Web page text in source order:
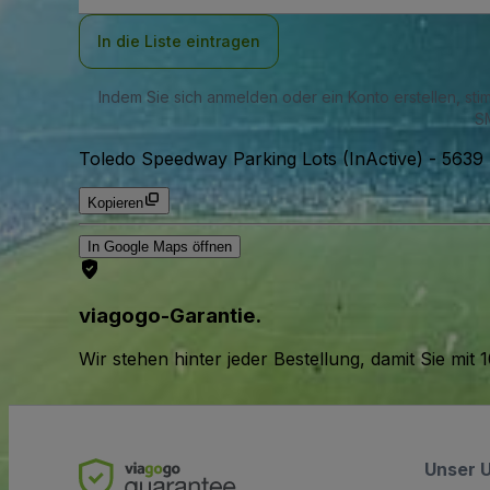
In die Liste eintragen
Indem Sie sich anmelden oder ein Konto erstellen,
Toledo Speedway Parking Lots (InActive) - 5639
Kopieren
In Google Maps öffnen
viagogo-Garantie.
Wir stehen hinter jeder Bestellung, damit Sie
Unser